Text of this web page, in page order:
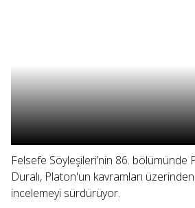
Felsefe Söyleşileri’nin 86. bölümünde
Duralı, Platon'un kavramları
incelemeyi sürdürüyor.